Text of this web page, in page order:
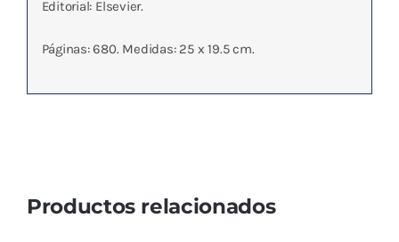
Editorial: Elsevier.
Páginas: 680. Medidas: 25 x 19.5 cm.
Productos relacionados